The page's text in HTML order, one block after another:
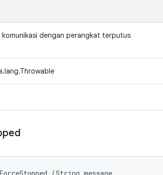
komunikasi dengan perangkat terputus